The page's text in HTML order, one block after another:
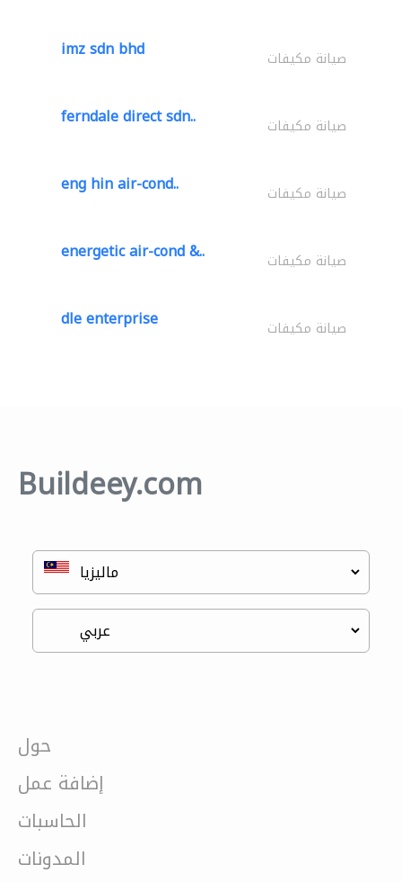
imz sdn bhd صيانة مكيفات
ferndale direct sdn.. صيانة مكيفات
eng hin air-cond.. صيانة مكيفات
energetic air-cond &.. صيانة مكيفات
dle enterprise صيانة مكيفات
Buildeey.com
حول
إضافة عمل
الحاسبات
المدونات